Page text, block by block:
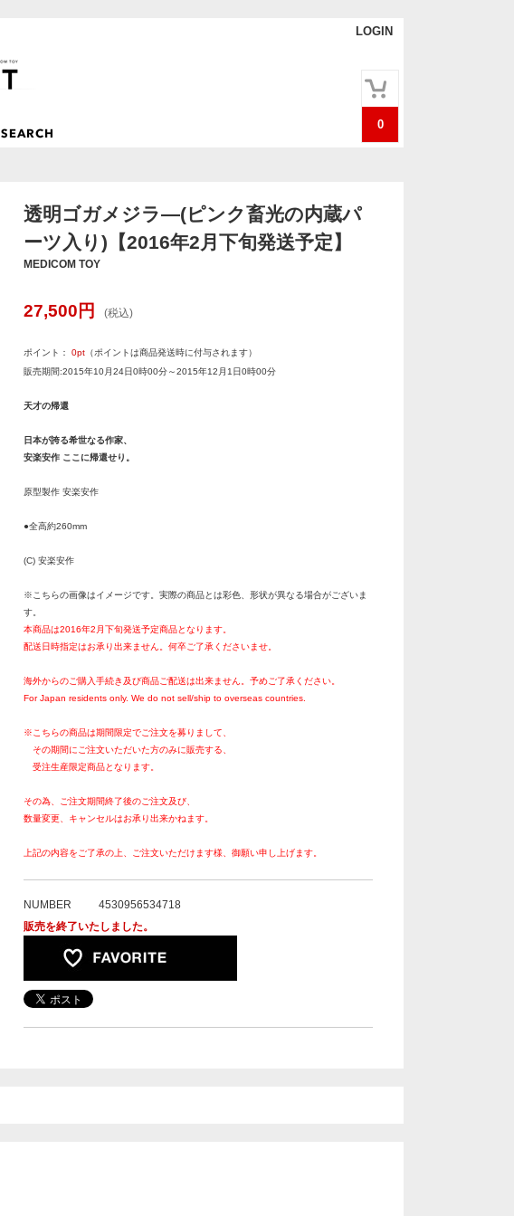
LOGIN
0
透明ゴガメジラ―(ピンク畜光の内蔵パ
ーツ入り)【2016年2月下旬発送予定】
MEDICOM TOY
27,500 円 (税込)
ポイント： 0pt （ポイントは商品発送時に付与されます）
販売期間:2015年10月24日0時00分～2015年12月1日0時00分
天才の帰還
日本が誇る希世なる作家、
安楽安作 ここに帰還せり。
原型製作 安楽安作
●全高約260mm
(C) 安楽安作
※こちらの画像はイメージです。実際の商品とは彩色、形状が異なる場合がございま
す。
本商品は2016年2月下旬発送予定商品となります。
配送日時指定はお承り出来ません。何卒ご了承くださいませ。
海外からのご購入手続き及び商品ご配送は出来ません。予めご了承ください。
For Japan residents only. We do not sell/ship to overseas countries.
※こちらの商品は期間限定でご注文を募りまして、
その期間にご注文いただいた方のみに販売する、
受注生産限定商品となります。
その為、ご注文期間終了後のご注文及び、
数量変更、キャンセルはお承り出来かねます。
上記の内容をご了承の上、ご注文いただけます様、御願い申し上げます。
NUMBER
4530956534718
販売を終了いたしました。